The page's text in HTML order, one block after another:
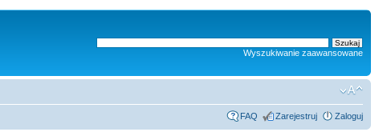
Wyszukiwanie zaawansowane
FAQ Zarejestruj Zaloguj